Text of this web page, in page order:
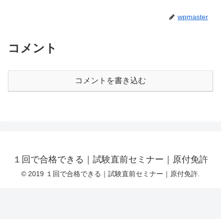
wpmaster
コメント
コメントを書き込む
１回で合格できる｜試験直前セミナー｜原付免許
© 2019 １回で合格できる｜試験直前セミナー｜原付免許.